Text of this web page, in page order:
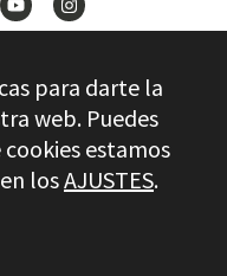
para darte la
web. Puedes
estamos
losAJUSTES.